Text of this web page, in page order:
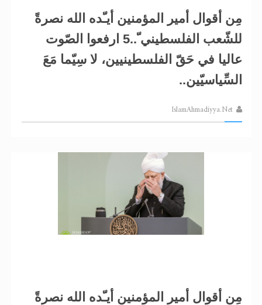
مِن أقوال أمير المؤمنين أيـّده الله نصرةً
للشّعب الفلسطيني ّ..5 ارفعوا الصّوت
عاليا في حَقّ الفلسطينيين، لا سِيّما مَعَ
السِّياسيّين..
IslamAhmadiyya.Net
مِن أقوال أمير المؤمنين أيـّده الله نصرةً